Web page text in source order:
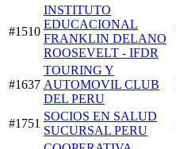
#1510
INSTITUTO
EDUCACIONAL
FRANKLIN DELANO
ROOSEVELT - IFDR
#1637
TOURING Y
AUTOMOVIL CLUB
DEL PERU
#1751
SOCIOS EN SALUD
SUCURSAL PERU